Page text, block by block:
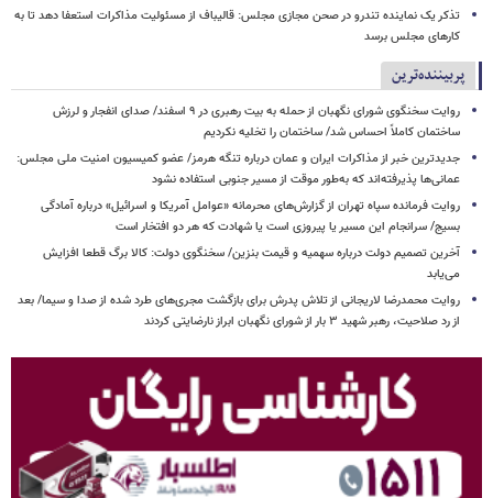
تذکر یک نماینده تندرو در صحن مجازی مجلس: قالیباف از مسئولیت مذاکرات استعفا دهد تا به
کارهای مجلس برسد
پربیننده‌ترین
روایت سخنگوی شورای نگهبان از حمله به بیت رهبری در ۹ اسفند/ صدای انفجار و لرزش
ساختمان کاملاً احساس شد/ ساختمان را تخلیه نکردیم
جدیدترین خبر از مذاکرات ایران و عمان درباره تنگه هرمز/ عضو کمیسیون امنیت ملی مجلس:
عمانی‌ها پذیرفته‌اند که به‌طور موقت از مسیر جنوبی استفاده نشود
روایت فرمانده سپاه تهران از گزارش‌های محرمانه «عوامل آمریکا و اسرائیل» درباره آمادگی
بسیج/ سرانجام این مسیر یا پیروزی است یا شهادت که هر دو افتخار است
آخرین تصمیم دولت درباره سهمیه و قیمت بنزین/ سخنگوی دولت: کالا برگ قطعا افزایش
می‌یابد
روایت محمدرضا لاریجانی از تلاش پدرش برای بازگشت مجری‌های طرد شده از صدا و سیما/ بعد
از رد صلاحیت، رهبر شهید ۳ بار از شورای نگهبان ابراز نارضایتی کردند